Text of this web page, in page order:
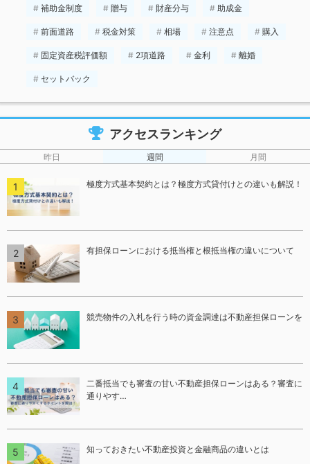
補助金制度 贈与 財産分与 助成金
前面道路 税金対策 相場 注意点 購入
固定資産税評価額 2項道路 金利 離婚
セットバック
アクセスランキング
昨日 週間 月間
極度方式基本契約とは？極度方式貸付けとの違いも解説！
有担保ローンにおける抵当権と根抵当権の違いについて
競売物件の入札を行う時の資金調達は不動産担保ローンを
二番抵当でも審査の甘い不動産担保ローンはある？審査に
通りやす…
知っておきたい不動産投資と金融商品の違いとは